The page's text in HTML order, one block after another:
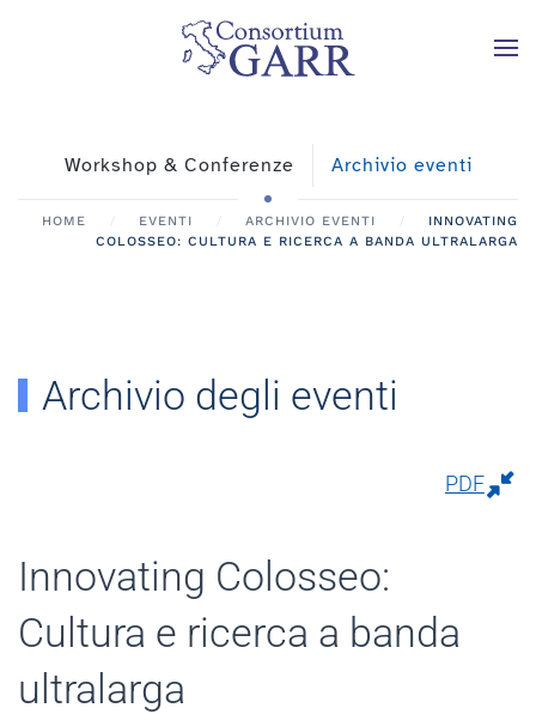
Skip to main content
Workshop & Conferenze Archivio eventi
HOME EVENTI ARCHIVIO EVENTI
INNOVATING
COLOSSEO: CULTURA E RICERCA A BANDA ULTRALARGA
Archivio degli eventi
PDF
Innovating Colosseo:
Cultura e ricerca a banda
ultralarga